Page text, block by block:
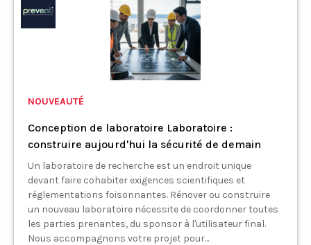
NOUVEAUTÉ
Conception de laboratoire Laboratoire :
construire aujourd'hui la sécurité de demain
Un laboratoire de recherche est un endroit unique
devant faire cohabiter exigences scientifiques et
réglementations foisonnantes. Rénover ou construire
un nouveau laboratoire nécessite de coordonner toutes
les parties prenantes, du sponsor à l'utilisateur final.
Nous accompagnons votre projet pour...